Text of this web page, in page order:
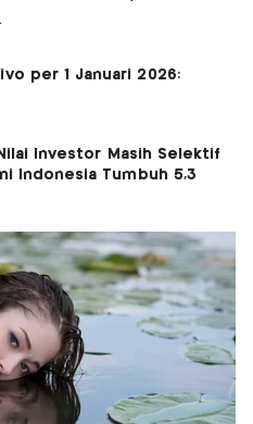
per 1 Januari 2026:
Investor Masih Selektif
Indonesia Tumbuh 5,3